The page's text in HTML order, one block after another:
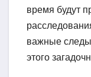
время будут
важные
этого